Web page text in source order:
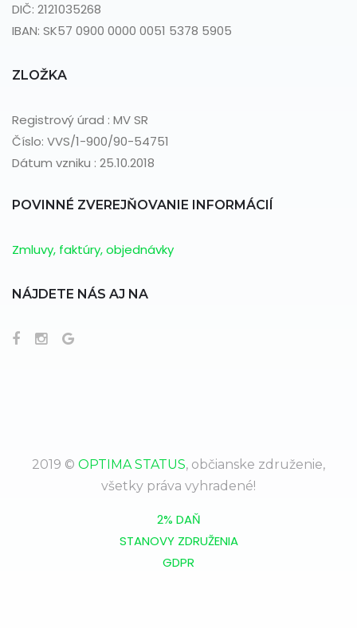
DIČ: 2121035268
IBAN: SK57 0900 0000 0051 5378 5905
ZLOŽKA
Registrový úrad : MV SR
Číslo: VVS/1-900/90-54751
Dátum vzniku : 25.10.2018
POVINNÉ ZVEREJŇOVANIE INFORMÁCIÍ
Zmluvy, faktúry, objednávky
NÁJDETE NÁS AJ NA
2019 © OPTIMA STATUS, občianske združenie,
všetky práva vyhradené!
2% DAŇ
STANOVY ZDRUŽENIA
GDPR